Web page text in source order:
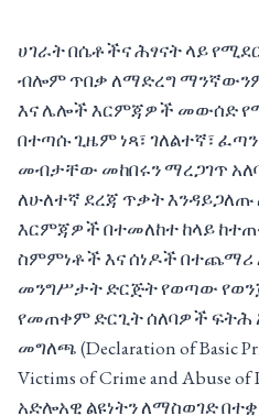
ሀገራት በሴቶችና ሕፃናት ላይ
ብሎም ጥበቃ ለማድረግ ማንኛውንም
እና ሌሎች እርምጃዎች መውሰድ
በተጣሱ ጊዜም ነጻ፣ ገለልተኛ፣
መብታቸው መከበሩን ማረጋገጥ
ለሁለተኛ ደረጃ ጥቃት
እርምጃዎች በተመለከተ ከላይ
ስምምነቶች እና ሰነዶች በተጨማሪ
መንግሥታት ድርጅት የወጣው
የመጠቀም ድርጊት ሰለባዎች
መግለጫ (Declaration of Basic
Victims of Crime and Abuse
አድሎአዊ ልዩነትን ለማስወገድ